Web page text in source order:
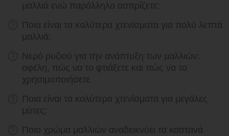
μαλλιά ενώ παράλληλα ασπρίζετε;
Ποια είναι τα καλύτερα χτενίσματα για πολύ λεπτά
μαλλιά;
Νερό ρυζιού για την ανάπτυξη των μαλλιών:
οφέλη, πώς να το φτιάξετε και πώς να το
χρησιμοποιήσετε
Ποια είναι τα καλύτερα χτενίσματα για μεγάλες
μύτες;
Ποιο χρώμα μαλλιών αναδεικνύει τα καστανά